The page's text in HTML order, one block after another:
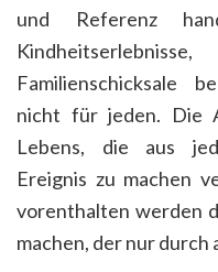
und Referenz
Familienschicksale
nicht für jeden. Die
Lebens, die aus
Ereignis zu machen
vorenthalten werden
machen, der nur durch